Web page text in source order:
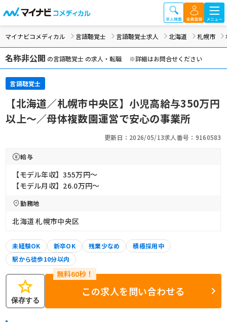
マイナビコメディカル 言語聴覚士 言語聴覚士求人 北海道 札幌市
名称非公開 の言語聴覚士 の求人・転職 ※詳細はお問合せください
言語聴覚士
【北海道／札幌市中央区】小児高給与350万円
以上～／母体複数園運営で安心の事業所
更新日：2026/05/13求人番号：9160583
給与
【モデル年収】355万円〜
【モデル月収】26.0万円〜
勤務地
北海道 札幌市中央区
未経験OK 新卒OK 残業少なめ
積極採用中
駅から徒歩10分以内
star
保存する
この求人を問い合わせる